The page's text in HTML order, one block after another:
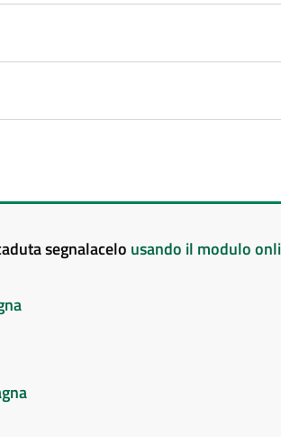
segnalacelo usando il modulo